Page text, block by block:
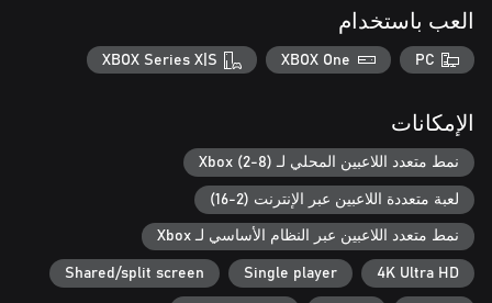
العب باستخدام
PC
XBOX One
XBOX Series X|S
الإمكانات
نمط متعدد اللاعبين المحلي لـ Xbox (2-8)
لعبة متعددة اللاعبين عبر الإنترنت (2-16)
نمط متعدد اللاعبين عبر النظام الأساسي لـ Xbox
4K Ultra HD
Single player
Shared/split screen